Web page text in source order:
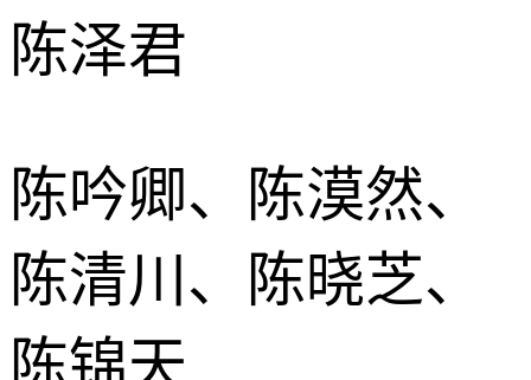
陈泽君
陈吟卿、陈漠然、
陈清川、陈晓芝、
陈锦天